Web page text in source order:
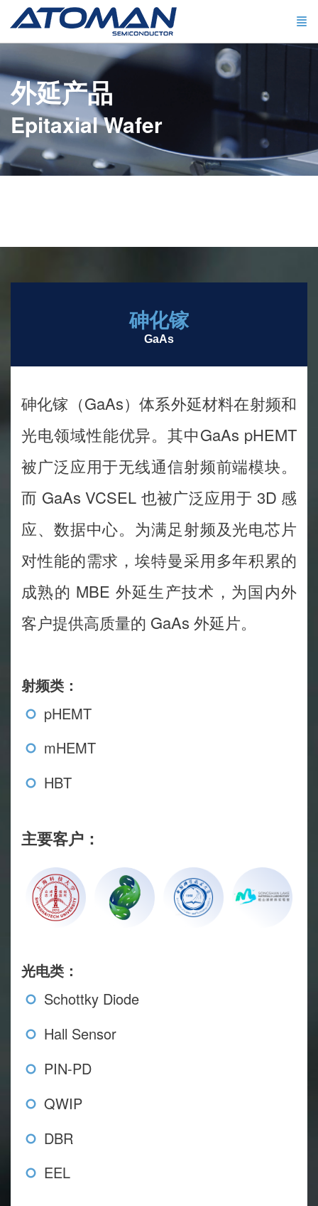
外延产品
Epitaxial Wafer
砷化镓
GaAs
砷化镓（GaAs）体系外延材料在射频和
光电领域性能优异。其中GaAs pHEMT
被广泛应用于无线通信射频前端模块。
而 GaAs VCSEL 也被广泛应用于 3D 感
应、数据中心。为满足射频及光电芯片
对性能的需求，埃特曼采用多年积累的
成熟的 MBE 外延生产技术，为国内外
客户提供高质量的 GaAs 外延片。
射频类：
pHEMT
mHEMT
HBT
主要客户：
光电类：
Schottky Diode
Hall Sensor
PIN-PD
QWIP
DBR
EEL